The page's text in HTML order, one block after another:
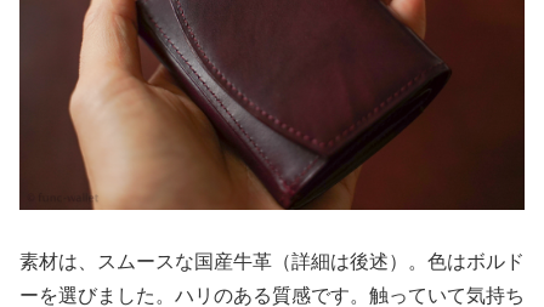
素材は、スムースな国産牛革（詳細は後述）。色はボルド
ーを選びました。ハリのある質感です。触っていて気持ち